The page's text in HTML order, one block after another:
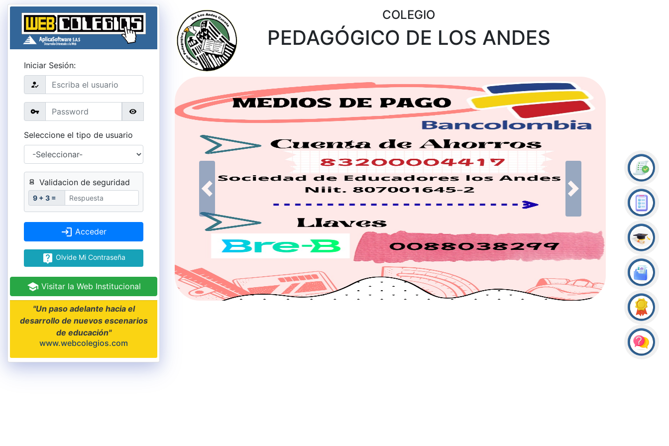
Iniciar Sesión:
Seleccione el tipo de usuario
robot_2 Validacion de seguridad
9 + 3 =
Acceder
Olvide Mi Contraseña
Visitar la Web Institucional
"Un paso adelante hacia el
desarrollo de nuevos escenarios
de educación"
www.webcolegios.com
COLEGIO
PEDAGÓGICO DE LOS ANDES
Previous Next